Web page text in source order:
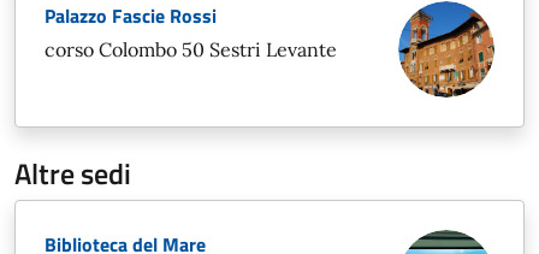
Palazzo Fascie Rossi
corso Colombo 50 Sestri Levante
Altre sedi
Biblioteca del Mare